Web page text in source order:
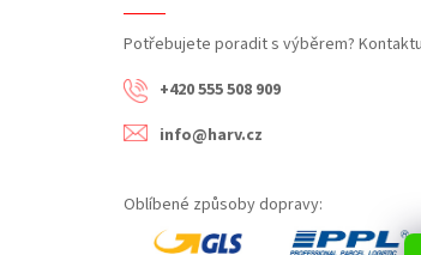
Potřebujete poradit s výběrem?
+420 555 508 909
info@harv.cz
Oblíbené způsoby dopravy: